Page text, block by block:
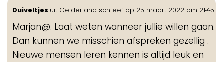
Duiveltjes uit Gelderland schreef op 25 maart 2022 om 21:45
Marjan@. Laat weten wanneer jullie willen gaan.
Dan kunnen we misschien afspreken gezellig .
Nieuwe mensen leren kennen is altijd leuk en
...